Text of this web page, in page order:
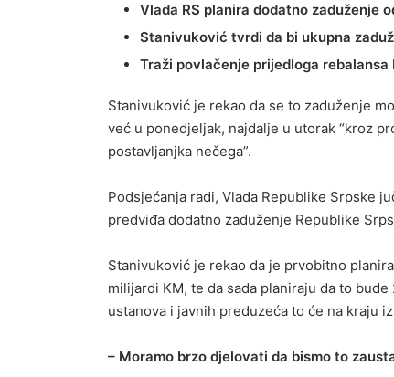
Vlada RS planira dodatno zaduženje
Stanivuković tvrdi da bi ukupna
Traži povlačenje prijedloga
Stanivuković je rekao da se to zaduženje
već u ponedjeljak, najdalje u utorak “kroz
postavljanjka nečega”.
Podsjećanja radi, Vlada Republike Srpske
predviđa dodatno zaduženje Republike
Stanivuković je rekao da je prvobitno
milijardi KM, te da sada planiraju da to
ustanova i javnih preduzeća to će na kraju
– Moramo brzo djelovati da bismo to